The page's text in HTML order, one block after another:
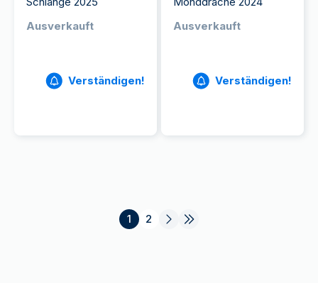
Ausverkauft
Verständigen!
Ausverkauft
Verständigen!
1 2